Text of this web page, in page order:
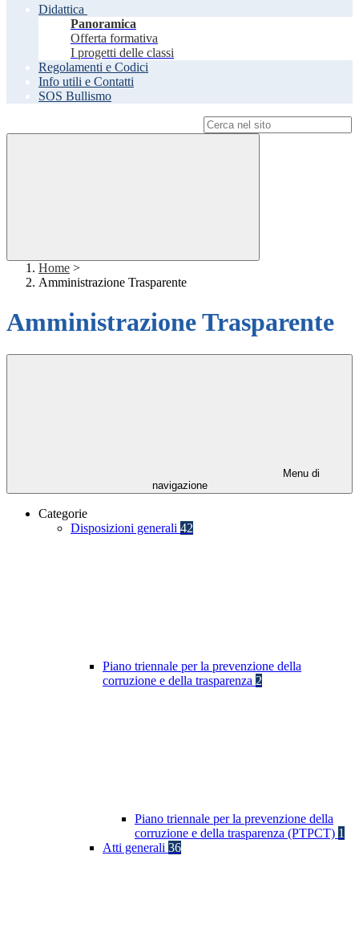
Didattica
Panoramica
Offerta formativa
I progetti delle classi
Regolamenti e Codici
Info utili e Contatti
SOS Bullismo
Home >
Amministrazione Trasparente
Amministrazione Trasparente
Menu di
navigazione
Categorie
Disposizioni generali 42
Piano triennale per la prevenzione della
corruzione e della trasparenza 2
Piano triennale per la prevenzione della
corruzione e della trasparenza (PTPCT) 1
Atti generali 36